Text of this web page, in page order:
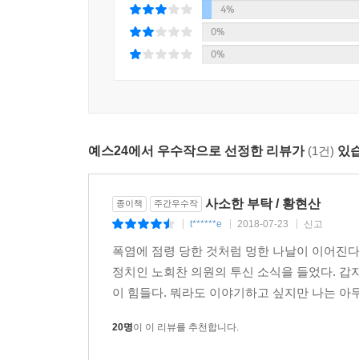
흔한 곁눈질도 없이 ‘황현산’이라는 사람의 방
페이지가, 눅눅함으로 불어버린 페이지가 이 책
늘 든든히 챙긴 몸이었다 할 때 그는 이번 글에
그가 온몸으로 써내려간『황현산의 사소한 부탁
움켜쥐라는 삶에 있어 선생의 어떤 팁이라 알아
원인이 되는 크기는 정말이지 큼보다는 작음이었
그리하여 별 같은 것이 되리라. 올려다보면 있고
길도우미로 거침없이 우리를 안내하리라. 선생
읽어봐주십사, 하는 마음, 결국은 우리 좋으라는 마
● 책 속에서
긴말이 필요 없이 우리에게 전쟁은 민족의 공
4%
0%
0%
예스24에서 우수작으로 선정한 리뷰가 (1건) 있
종이책 주간우수작 사소한 부탁 / 황현산
t******e 2018-07-23 신고
폭염에 점령 당한 것처럼 멍한 나날이 이어진
정치인 노회찬 의원의 투신 소식을 들었다.
이 힘들다. 뭐라도 이야기하고 싶지만 나는
20명이 이 리뷰를 추천합니다.